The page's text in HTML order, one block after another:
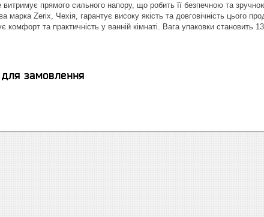
прямого сильного напору, що робить її безпечною та
марка Zerix, Чехія, гарантує високу якість та довговічність цього
комфорт та практичність у ванній кімнаті. Вага упаковки становить
замовлення